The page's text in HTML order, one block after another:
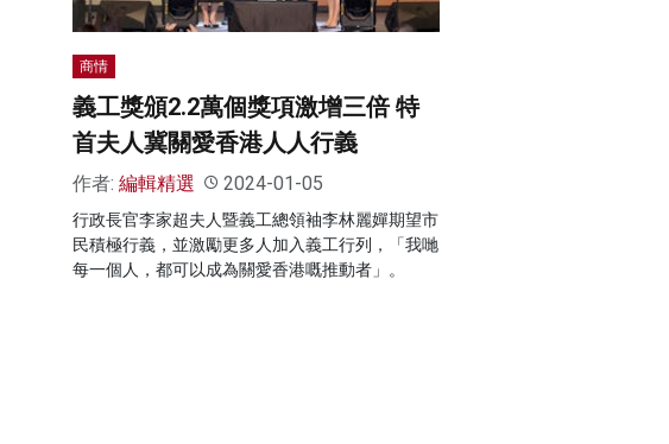
商情
義工獎頒2.2萬個獎項激增三倍 特
首夫人冀關愛香港人人行義
作者: 編輯精選 2024-01-05
行政長官李家超夫人暨義工總領袖李林麗嬋期望市
民積極行義，並激勵更多人加入義工行列，「我哋
每一個人，都可以成為關愛香港嘅推動者」。